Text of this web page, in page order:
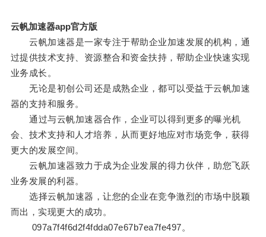
云帆加速器app官方版
云帆加速器是一家专注于帮助企业加速发展的机构，通
过提供技术支持、资源整合和资金扶持，帮助企业快速实现
业务成长。
无论是初创公司还是成熟企业，都可以受益于云帆加速
器的支持和服务。
通过与云帆加速器合作，企业可以得到更多的曝光机
会、技术支持和人才培养，从而更好地应对市场竞争，获得
更大的发展空间。
云帆加速器致力于成为企业发展的得力伙伴，助您飞跃
业务发展的利器。
选择云帆加速器，让您的企业在竞争激烈的市场中脱颖
而出，实现更大的成功。
097a7f4f6d2f4fdda07e67b7ea7fe497。